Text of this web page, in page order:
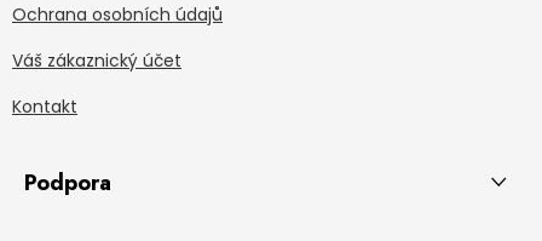
Ochrana osobních údajů
Váš zákaznický účet
Kontakt
Podpora